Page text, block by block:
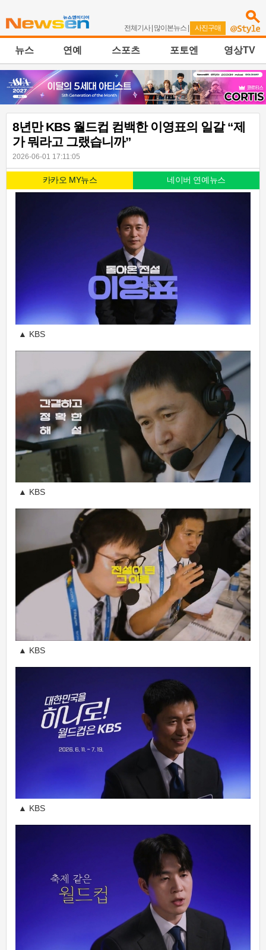
전체기사| 많이본뉴스 | 사진구매
뉴스 연예 스포츠 포토엔 영상TV
8년만 KBS 월드컵 컴백한 이영표의 일갈 “제
가 뭐라고 그랬습니까”
2026-06-01 17:11:05
카카오 MY뉴스 네이버 연예뉴스
▲ KBS
▲ KBS
▲ KBS
▲ KBS